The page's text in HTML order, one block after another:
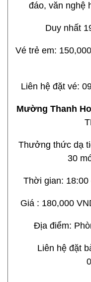
đáo, văn nghệ
Duy nhất
Vé trẻ em:
Liên hệ đặt vé:
Mường Thanh
Thưởng thức dạ
30
Thời gian: 18:00
Giá : 180,000
Địa điểm:
Liên hệ đặt